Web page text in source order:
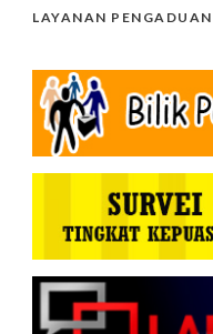
LAYANAN PENGADUAN